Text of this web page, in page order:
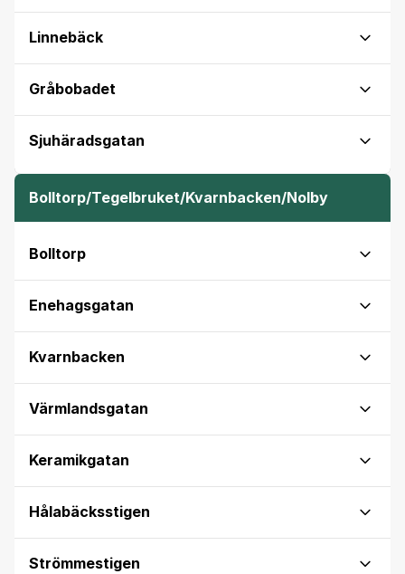
Linnebäck
Gråbobadet
Sjuhäradsgatan
Bolltorp/Tegelbruket/Kvarnbacken/Nolby
Bolltorp
Enehagsgatan
Kvarnbacken
Värmlandsgatan
Keramikgatan
Hålabäcksstigen
Strömmestigen